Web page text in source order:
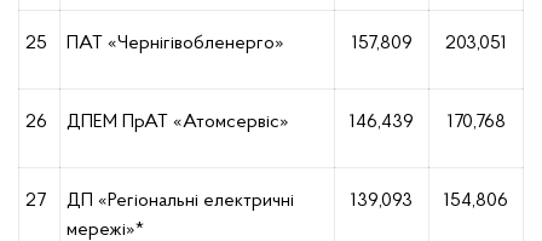
25 ПАТ «Чернігівобленерго» 157,809 203,051
26 ДПЕМ ПрАТ «Атомсервіс» 146,439 170,768
27
ДП «Регіональні електричні
мережі»*
139,093 154,806